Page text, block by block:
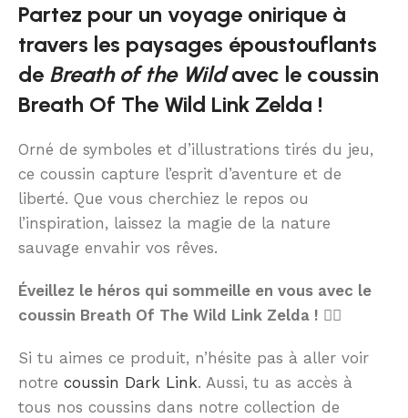
Partez pour un voyage onirique à
travers les paysages époustouflants
de Breath of the Wildavec le coussin
Breath Of The Wild Link Zelda !
Orné de symboles et d’illustrations tirés du jeu,
ce coussin capture l’esprit d’aventure et de
liberté. Que vous cherchiez le repos ou
l’inspiration, laissez la magie de la nature
sauvage envahir vos rêves.
Éveillez le héros qui sommeille en vous avec le
coussin Breath Of The Wild Link Zelda ! 🧝‍♂️
Si tu aimes ce produit, n’hésite pas à aller voir
notre coussin Dark Link. Aussi, tu as accès à
tous nos coussins dans notre collection de